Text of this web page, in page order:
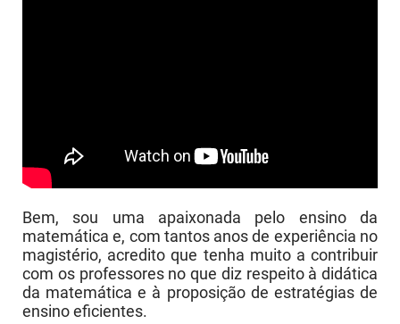
Bem, sou uma apaixonada pelo ensino da
matemática e, com tantos anos de experiência no
magistério, acredito que tenha muito a contribuir
com os professores no que diz respeito à didática
da matemática e à proposição de estratégias de
ensino eficientes.